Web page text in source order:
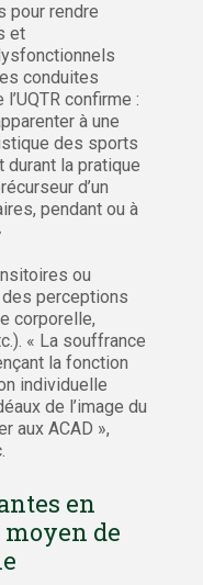
pour rendre
et
conduites
confirme :
à une
des sports
la pratique
d’un
pendant ou à
ou
perceptions
corporelle,
« La souffrance
la fonction
individuelle
de l’image du
aux ACAD »,
en
de